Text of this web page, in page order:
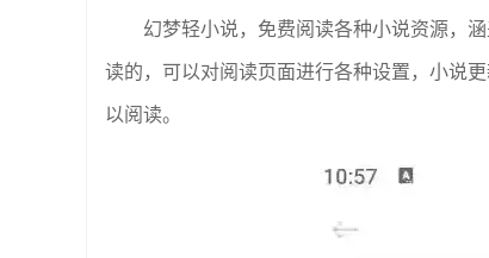
幻梦轻小说，免费阅读各种小说资源，
读的，可以对阅读页面进行各种设置，小说
以阅读。